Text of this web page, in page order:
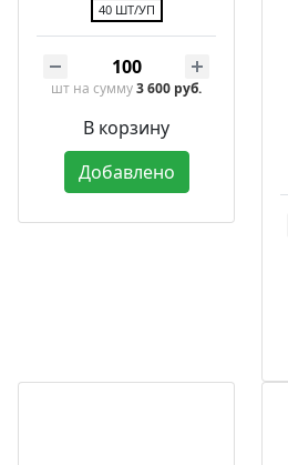
40 ШТ/УП
шт на сумму3 600 руб.
В корзину
Добавлено